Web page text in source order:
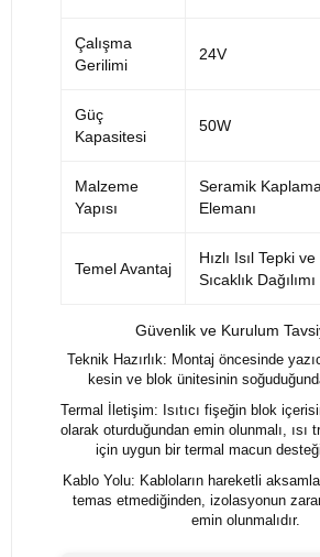
Çalışma
Gerilimi
24V
Güç
Kapasitesi
50W
Malzeme
Yapısı
Seramik
Elemanı
Temel Avantaj
Hızlı Isıl Tepki
Sıcaklık Dağılımı
Güvenlik ve Kurulum
Teknik Hazırlık: Montaj öncesinde
kesin ve blok ünitesinin
Termal İletişim: Isıtıcı fişeğin blok
olarak oturduğundan emin olunmalı, ısı
için uygun bir termal macun desteği
Kablo Yolu: Kabloların hareketli
temas etmediğinden, izolasyonun
emin olunmalıdır.